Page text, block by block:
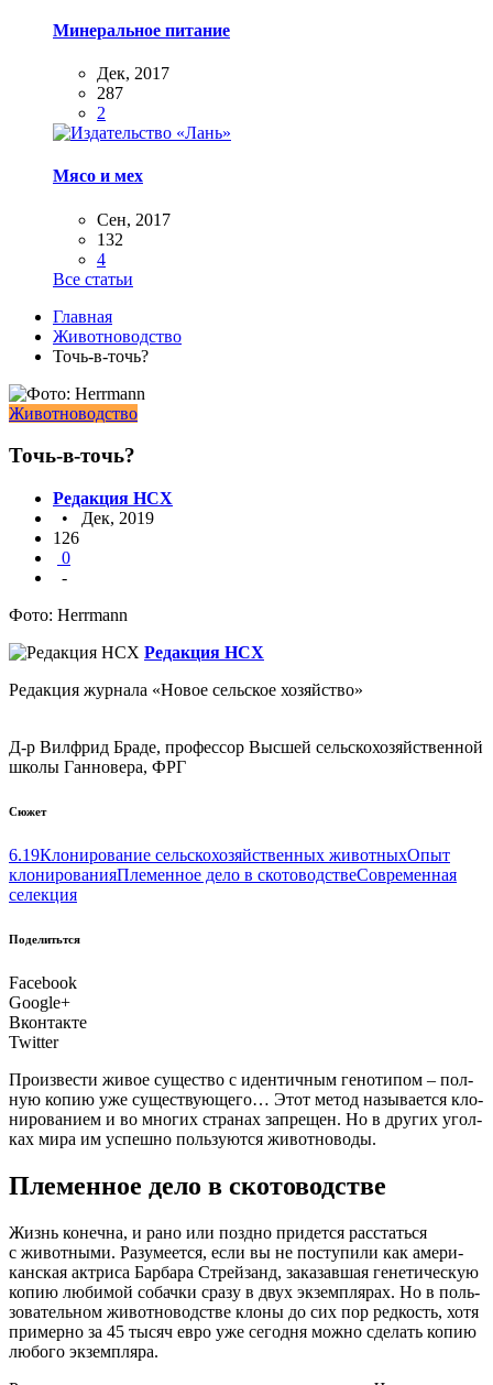
Минеральное питание
Дек, 2017
287
2
Мясо и мех
Сен, 2017
132
4
Все статьи
Главная
Животноводство
Точь-в-точь?
Животноводство
Точь-в-точь?
Редакция НСХ
• Дек, 2019
126
0
-
Фото: Herrmann
Редакция НСХ
Редакция журнала «Новое сельское хозяйство»
Д-р Вилфрид Браде, профессор Высшей сельскохозяйственной
школы Ганновера, ФРГ
Сюжет
6.19Клонирование сельскохозяйственных животныхОпыт
клонированияПлеменное дело в скотоводствеСовременная
селекция
Поделитьтся
Facebook
Google+
Вконтакте
Twitter
Про­из­ве­сти живое суще­ство с иден­тич­ным гено­ти­пом – пол­
ную копию уже суще­ству­ю­ще­го… Этот метод назы­ва­ет­ся кло­
ни­ро­ва­ни­ем и во мно­гих стра­нах запре­щен. Но в дру­гих угол­
ках мира им успеш­но поль­зу­ют­ся животноводы.
Племенное дело в скотоводстве
Жизнь конеч­на, и рано или позд­но при­дет­ся рас­стать­ся
с живот­ны­ми. Разу­ме­ет­ся, если вы не посту­пи­ли как аме­ри­
кан­ская актри­са Бар­ба­ра Стрей­занд, зака­зав­шая гене­ти­че­скую
копию люби­мой собач­ки сра­зу в двух экзем­пля­рах. Но в поль­
зо­ва­тель­ном живот­но­вод­стве кло­ны до сих пор ред­кость, хотя
при­мер­но за 45 тысяч евро уже сего­дня мож­но сде­лать копию
любо­го экземпляра.